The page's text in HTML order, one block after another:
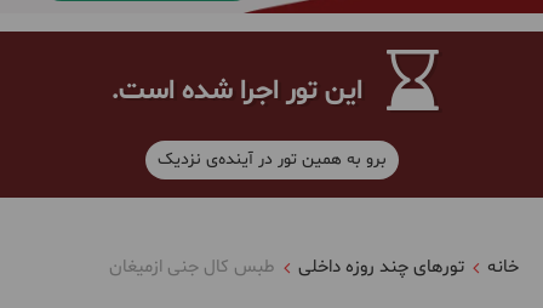
این تور اجرا شده است.
برو به همین تور در آینده‌ی نزدیک
خانه تورهای چند روزه داخلی طبس کال جنی ازمیغان